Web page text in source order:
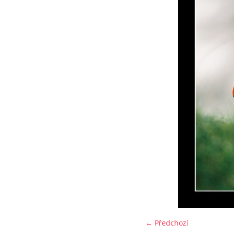
← Předchozí